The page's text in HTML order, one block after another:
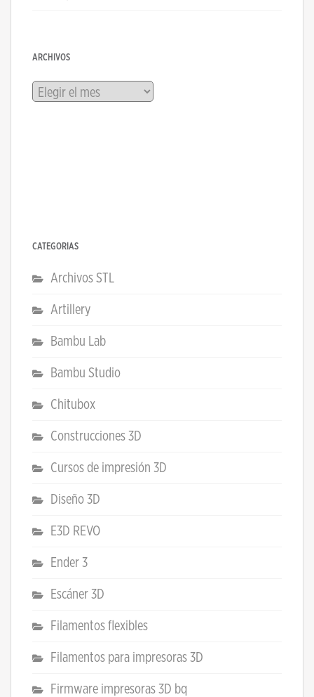
ARCHIVOS
Archivos
CATEGORÍAS
Archivos STL
Artillery
Bambu Lab
Bambu Studio
Chitubox
Construcciones 3D
Cursos de impresión 3D
Diseño 3D
E3D REVO
Ender 3
Escáner 3D
Filamentos flexibles
Filamentos para impresoras 3D
Firmware impresoras 3D bq